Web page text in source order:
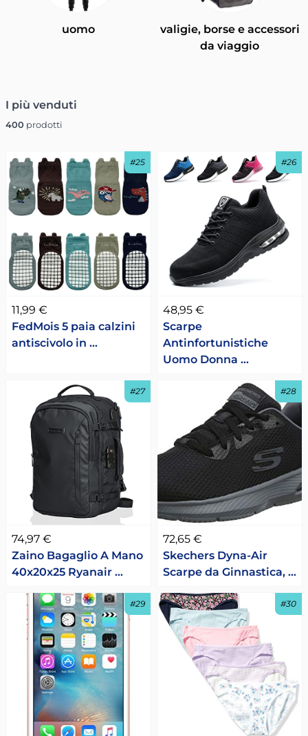
uomo
valigie, borse e accessori
da viaggio
I più venduti
400 prodotti
#25
11,99 €
FedMois 5 paia calzini
antiscivolo in …
#26
48,95 €
Scarpe
Antinfortunistiche
Uomo Donna …
#27
74,97 €
Zaino Bagaglio A Mano
40x20x25 Ryanair …
#28
72,65 €
Skechers Dyna-Air
Scarpe da Ginnastica, …
#29 #30